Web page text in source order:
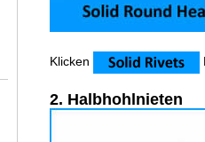
Klicken
2. Halbhohlnieten